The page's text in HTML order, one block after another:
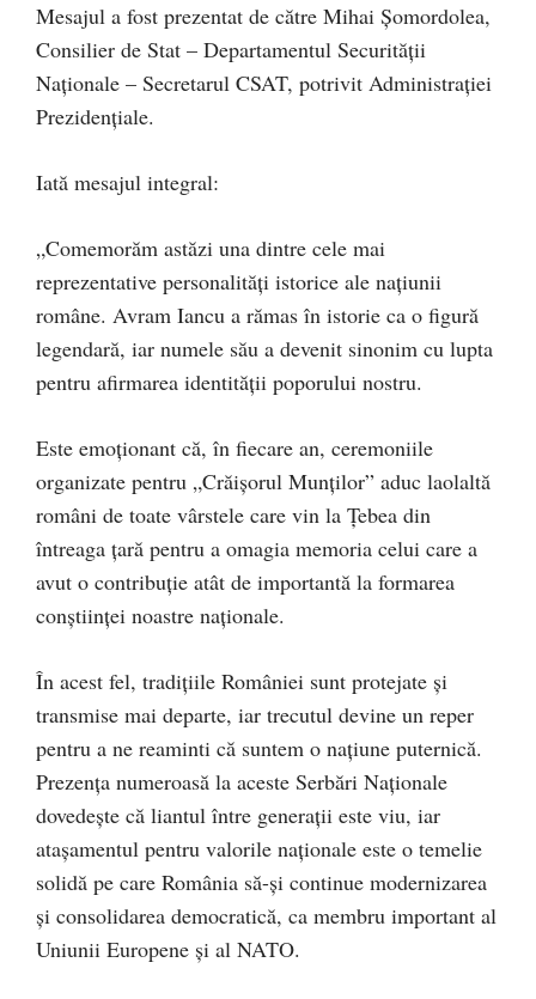
Mesajul a fost prezentat de către Mihai Şomordolea,
Consilier de Stat – Departamentul Securității
Naționale – Secretarul CSAT, potrivit Administrației
Prezidențiale.
Iată mesajul integral:
„Comemorăm astăzi una dintre cele mai
reprezentative personalități istorice ale națiunii
române. Avram Iancu a rămas în istorie ca o figură
legendară, iar numele său a devenit sinonim cu lupta
pentru afirmarea identității poporului nostru.
Este emoționant că, în fiecare an, ceremoniile
organizate pentru „Crăișorul Munților” aduc laolaltă
români de toate vârstele care vin la Țebea din
întreaga țară pentru a omagia memoria celui care a
avut o contribuție atât de importantă la formarea
conștiinței noastre naționale.
În acest fel, tradițiile României sunt protejate și
transmise mai departe, iar trecutul devine un reper
pentru a ne reaminti că suntem o națiune puternică.
Prezența numeroasă la aceste Serbări Naționale
dovedește că liantul între generații este viu, iar
atașamentul pentru valorile naționale este o temelie
solidă pe care România să-și continue modernizarea
și consolidarea democratică, ca membru important al
Uniunii Europene și al NATO.